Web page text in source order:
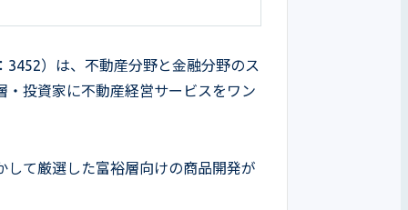
）は、不動産分野と金融分野のス
投資家に不動産経営サービスをワン
て厳選した富裕層向けの商品開発が